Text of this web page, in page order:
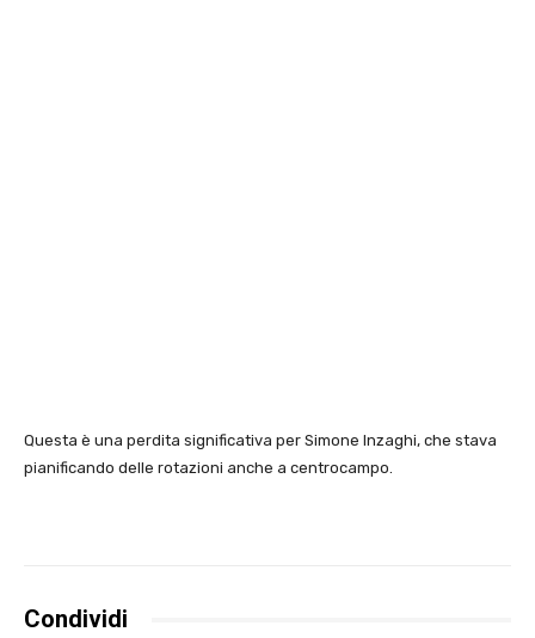
Questa è una perdita significativa per Simone Inzaghi, che stava
pianificando delle rotazioni anche a centrocampo.
Condividi